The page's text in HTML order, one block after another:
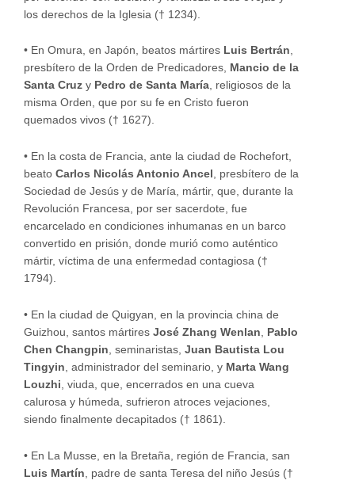
los derechos de la Iglesia († 1234).
• En Omura, en Japón, beatos mártires Luis Bertrán,
presbítero de la Orden de Predicadores, Mancio de la
Santa Cruz y Pedro de Santa María, religiosos de la
misma Orden, que por su fe en Cristo fueron
quemados vivos († 1627).
• En la costa de Francia, ante la ciudad de Rochefort,
beato Carlos Nicolás Antonio Ancel , presbítero de la
Sociedad de Jesús y de María, mártir, que, durante la
Revolución Francesa, por ser sacerdote, fue
encarcelado en condiciones inhumanas en un barco
convertido en prisión, donde murió como auténtico
mártir, víctima de una enfermedad contagiosa (†
1794).
• En la ciudad de Quigyan, en la provincia china de
Guizhou, santos mártires José Zhang Wenlan, Pablo
Chen Changpin, seminaristas, Juan Bautista Lou
Tingyin, administrador del seminario, y Marta Wang
Louzhi, viuda, que, encerrados en una cueva
calurosa y húmeda, sufrieron atroces vejaciones,
siendo finalmente decapitados († 1861).
• En La Musse, en la Bretaña, región de Francia, san
Luis Martín, padre de santa Teresa del niño Jesús (†